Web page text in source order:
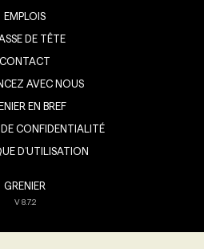
EMPLOIS
DE TÊTE
CONTACT
AVEC NOUS
EN BREF
CONFIDENTIALITÉ
D’UTILISATION
GRENIER
V8.7.2